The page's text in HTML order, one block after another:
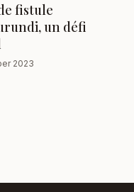
fistule
un défi
2023